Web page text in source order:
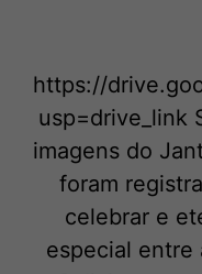
https://
usp=drive_link
imagens do
foram
celebrar e
especial entre